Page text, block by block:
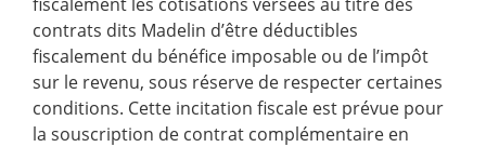
contrats dits Madelin d’être déductibles
fiscalement du bénéfice imposable ou de l’impôt
sur le revenu, sous réserve de respecter certaines
conditions. Cette incitation fiscale est prévue pour
la souscription de contrat complémentaire en